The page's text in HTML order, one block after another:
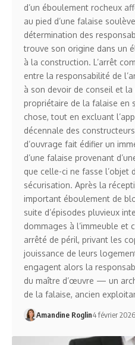
d’un éboulement rocheux
au pied d’une falaise
détermination des
trouve son origine dans un
à la construction. L’arrêt
entre la responsabilité de
à son devoir de conseil et
propriétaire de la falaise en
chose, tout en excluant
décennale des
d’ouvrage fait édifier un
d’une falaise provenant
que celle-ci ne fasse l’objet
sécurisation. Après la
important éboulement de
suite d’épisodes pluvieux
dommages à l’immeuble et
arrêté de péril, privant les
jouissance de leurs
engagent alors la
du maître d’œuvre — un
de la falaise, ancien
Amandine Roglin4 février 2026